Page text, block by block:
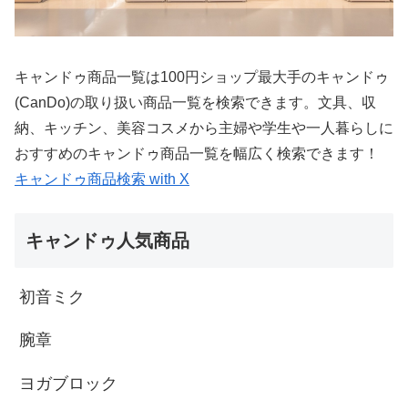
キャンドゥ商品一覧は100円ショップ最大手のキャンドゥ
(CanDo)の取り扱い商品一覧を検索できます。文具、収
納、キッチン、美容コスメから主婦や学生や一人暮らしに
おすすめのキャンドゥ商品一覧を幅広く検索できます！
キャンドゥ商品検索 with X
キャンドゥ人気商品
初音ミク
腕章
ヨガブロック